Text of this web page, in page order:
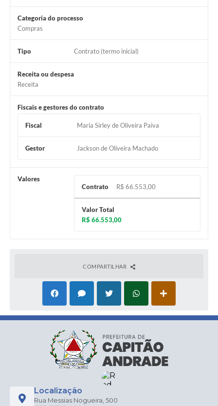
Categoria do processo
Compras
Tipo Contrato (termo inicial)
Receita ou despesa
Receita
Fiscais e gestores do contrato
Fiscal Maria Sirley de Oliveira Paiva
Gestor Jackson de Oliveira Machado
Valores
Contrato
R$ 66.553,00
Valor Total
R$ 66.553,00
COMPARTILHAR
Localização
Rua Messias Nogueira, 500